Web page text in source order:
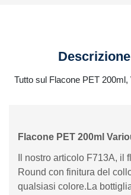
Tutto sul Flacone PET
Flacone PET 200ml
Il nostro articolo F713A,
Round con finitura del
qualsiasi colore.La